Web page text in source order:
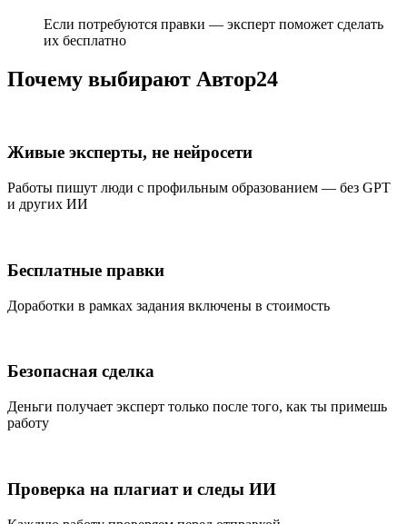
Если потребуются правки — эксперт поможет сделать
их бесплатно
Почему выбирают Автор24
Живые эксперты, не нейросети
Работы пишут люди с профильным образованием — без GPT
и других ИИ
Бесплатные правки
Доработки в рамках задания включены в стоимость
Безопасная сделка
Деньги получает эксперт только после того, как ты примешь
работу
Проверка на плагиат и следы ИИ